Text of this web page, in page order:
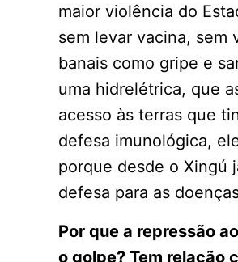
maior violência do
sem levar vacina, sem
banais como gripe e
uma hidrelétrica, que
acesso às terras que
defesa imunológica,
porque desde o Xingú
defesa para as
Por que a repressão
o golpe? Tem relação